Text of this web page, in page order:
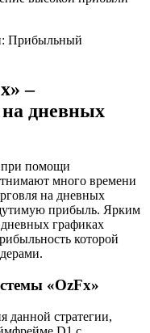
Прибыльный
–
дневных
при помощи
много времени
на дневных
прибыль. Ярким
графиках
которой
«OzFx»
данной стратегии,